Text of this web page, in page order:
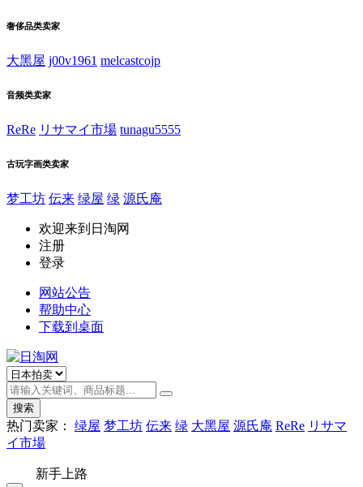
奢侈品类卖家
大黑屋 j00v1961 melcastcojp
音频类卖家
ReRe リサマイ市場 tunagu5555
古玩字画类卖家
梦工坊 伝来 绿屋 绿 源氏庵
欢迎来到日淘网
注册
登录
网站公告
帮助中心
下载到桌面
搜索
热门卖家： 绿屋 梦工坊 伝来 绿 大黑屋 源氏庵 ReRe リサマ
イ市場
新手上路